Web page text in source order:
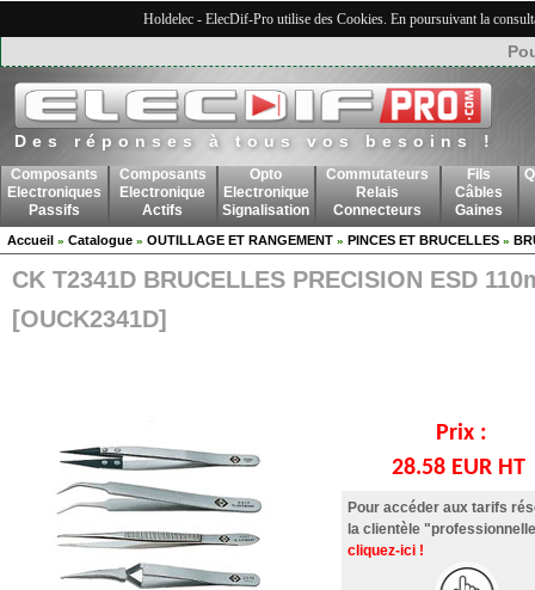
Holdelec - ElecDif-Pro utilise des Cookies. En poursuivant la
Des réponses à tous vos besoins !
Composants
Electroniques
Passifs
Composants
Electronique
Actifs
Opto
Electronique
Signalisation
Commutateurs
Relais
Connecteurs
Fils
Câbles
Gaines
Accueil » Catalogue » OUTILLAGE ET RANGEMENT » PINCES ET BRUCELLES »
CK T2341D BRUCELLES PRECISION ESD
[OUCK2341D]
Prix :
28.58 EUR HT
Pour accéder aux tarifs
la clientèle
cliquez-ici !